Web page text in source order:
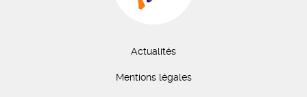
Actualités
Mentions légales